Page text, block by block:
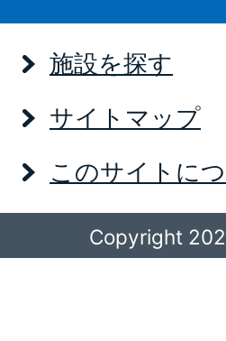
施設を探す
サイトマップ
このサイトに
Copyright